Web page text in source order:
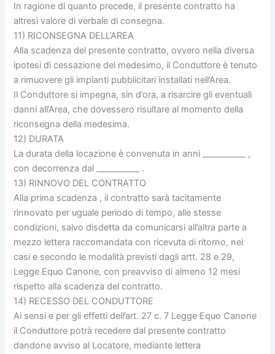
In ragione di quanto precede, il presente contratto ha
altresì valore di verbale di consegna.
11) RICONSEGNA DELL’AREA
Alla scadenza del presente contratto, ovvero nella diversa
ipotesi di cessazione del medesimo, il Conduttore è tenuto
a rimuovere gli impianti pubblicitari installati nell’Area.
Il Conduttore si impegna, sin d’ora, a risarcire gli eventuali
danni all’Area, che dovessero risultare al momento della
riconsegna della medesima.
12) DURATA
La durata della locazione è convenuta in anni __________ ,
con decorrenza dal __________ .
13) RINNOVO DEL CONTRATTO
Alla prima scadenza , il contratto sarà tacitamente
rinnovato per uguale periodo di tempo, alle stesse
condizioni, salvo disdetta da comunicarsi all’altra parte a
mezzo lettera raccomandata con ricevuta di ritorno, nei
casi e secondo le modalità previsti dagli artt. 28 e 29,
Legge Equo Canone, con preavviso di almeno 12 mesi
rispetto alla scadenza del contratto.
14) RECESSO DEL CONDUTTORE
Ai sensi e per gli effetti dell’art. 27 c. 7 Legge Equo Canone
il Conduttore potrà recedere dal presente contratto
dandone avviso al Locatore, mediante lettera